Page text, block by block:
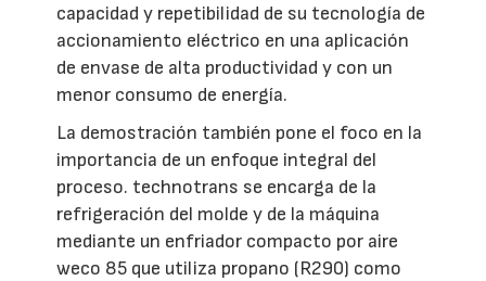
capacidad y repetibilidad de su tecnología de
accionamiento eléctrico en una aplicación
de envase de alta productividad y con un
menor consumo de energía.
La demostración también pone el foco en la
importancia de un enfoque integral del
proceso. technotrans se encarga de la
refrigeración del molde y de la máquina
mediante un enfriador compacto por aire
weco 85 que utiliza propano (R290) como